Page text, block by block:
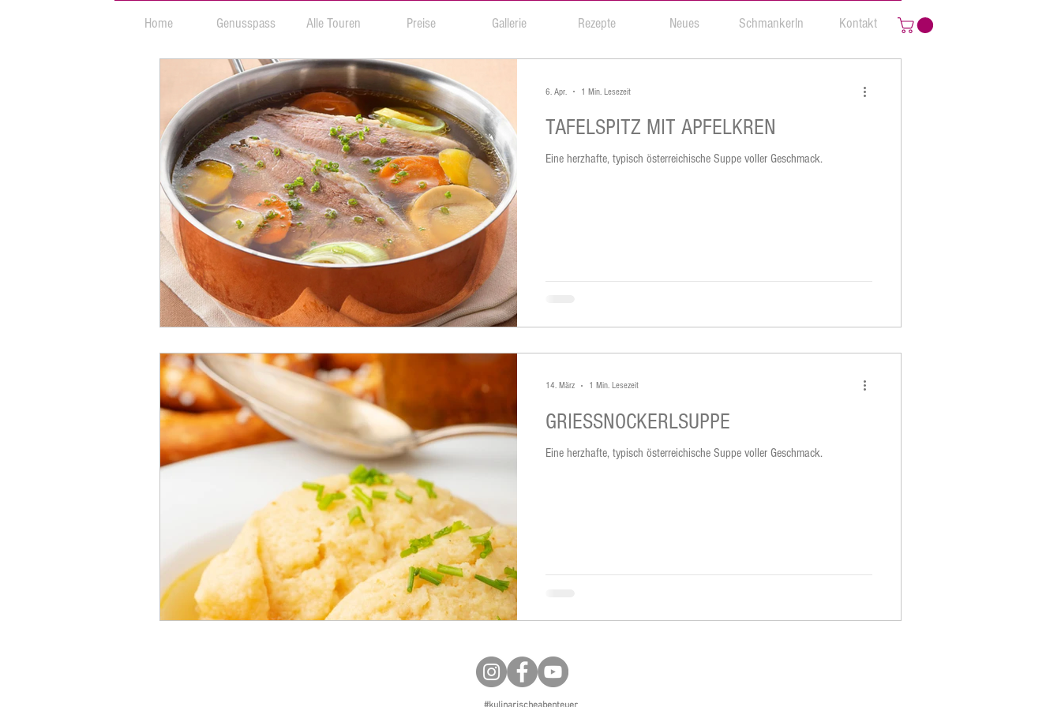
Home Genusspass Alle Touren Preise Gallerie Rezepte Neues Schmankerln Kontakt
TAFELSPITZ MIT APFELKREN
Eine herzhafte, typisch österreichische Suppe voller Geschmack.
6. Apr. 1 Min. Lesezeit
GRIESSNOCKERLSUPPE
Eine herzhafte, typisch österreichische Suppe voller Geschmack.
14. März 1 Min. Lesezeit